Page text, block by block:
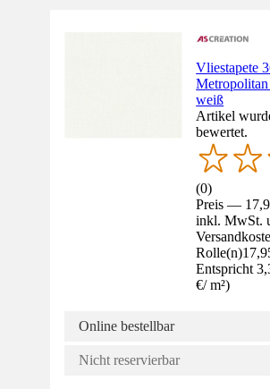
Vliestapete
weiß
Artikel
bewertet.
(0)
Preis —
inkl. MwSt.
Rolle(n)
Entspricht
€/ m²)
Online bestellbar
Nicht reservierbar